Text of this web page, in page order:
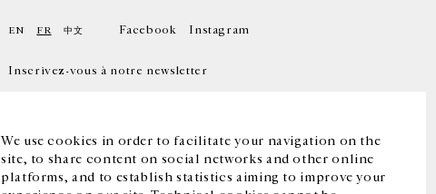
We use cookies in order to facilitate your navigation on the
site, to share content on social networks and other online
platforms, and to establish statistics aiming to improve your
EN FR 中文 Facebook Instagram
Inscrivez-vous à notre newsletter